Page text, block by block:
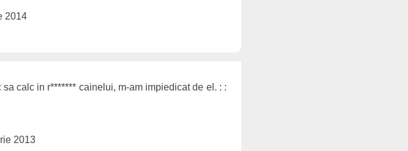
2014
calc in r******* cainelui, m-am impiedicat de el. : :
2013